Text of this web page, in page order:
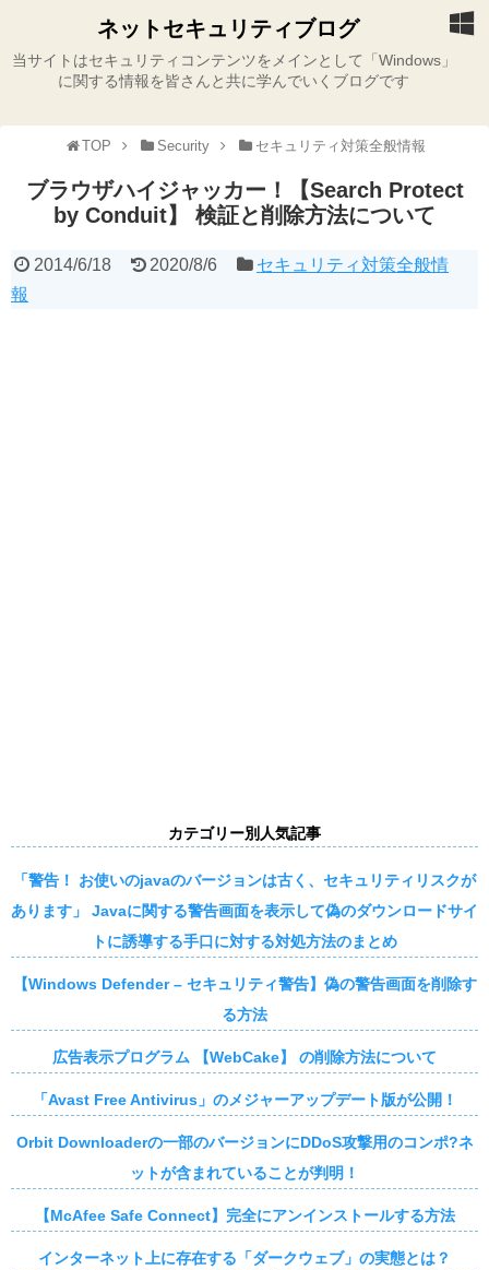
ネットセキュリティブログ
当サイトはセキュリティコンテンツをメインとして「Windows」
に関する情報を皆さんと共に学んでいくブログです
TOP Security セキュリティ対策全般情報
ブラウザハイジャッカー！【Search Protect
by Conduit】 検証と削除方法について
2014/6/18 2020/8/6
セキュリティ対策全般情
報
カテゴリー別人気記事
「警告！ お使いのjavaのバージョンは古く、セキュリティリスクが
あります」 Javaに関する警告画面を表示して偽のダウンロードサイ
トに誘導する手口に対する対処方法のまとめ
【Windows Defender – セキュリティ警告】偽の警告画面を削除す
る方法
広告表示プログラム 【WebCake】 の削除方法について
「Avast Free Antivirus」のメジャーアップデート版が公開！
Orbit Downloaderの一部のバージョンにDDoS攻撃用のコンポ?ネ
ットが含まれていることが判明！
【McAfee Safe Connect】完全にアンインストールする方法
インターネット上に存在する「ダークウェブ」の実態とは？